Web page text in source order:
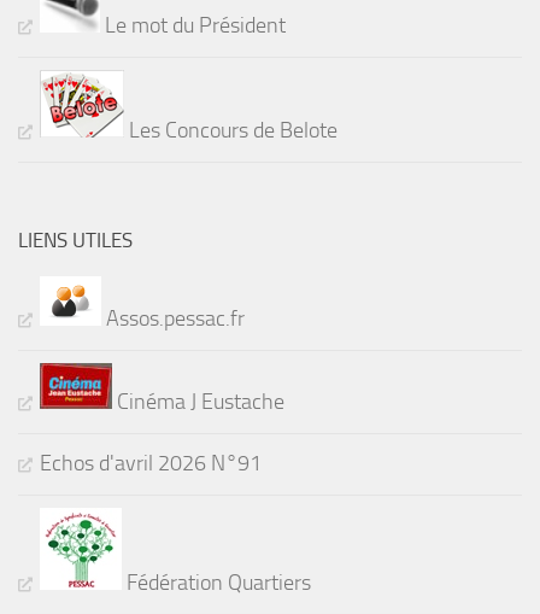
Le mot du Président
Les Concours de Belote
LIENS UTILES
Assos.pessac.fr
Cinéma J Eustache
Echos d'avril 2026 N°91
Fédération Quartiers